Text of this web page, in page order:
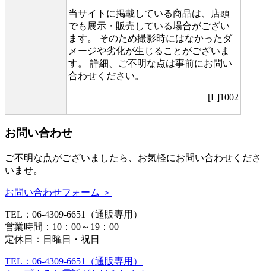
当サイトに掲載している商品は、店頭
でも展示・販売している場合がござい
ます。 そのため撮影時にはなかったダ
メージや劣化が生じることがございま
す。 詳細、ご不明な点は事前にお問い
合わせください。
[L]1002
お問い合わせ
ご不明な点がございましたら、お気軽にお問い合わせくださ
いませ。
お問い合わせフォーム ＞
TEL：06-4309-6651（通販専用）
営業時間：10：00～19：00
定休日：日曜日・祝日
TEL：06-4309-6651（通販専用）